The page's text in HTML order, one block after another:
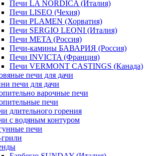
Печи LA NORDICA (Италия)
Печи LISEO (Чехия)
Печи PLAMEN (Хорватия)
Печи SERGIO LEONI (Италия)
Печи META (Россия)
Печи-камины БАВАРИЯ (Россия)
Печи INVICTA (Франция)
Печи VERMONT CASTINGS (Канада)
печи для дачи
печи для дачи
варочные печи
печи
длительного горения
с водяным контуром
печи